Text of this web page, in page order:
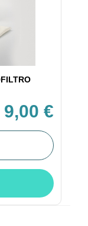
9,00 €